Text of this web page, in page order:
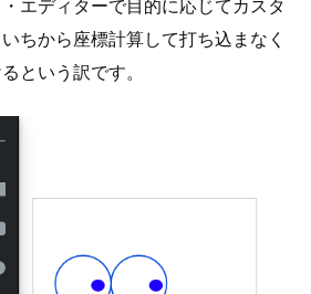
エディターで目的に応じてカスタ
ちから座標計算して打ち込まなく
という訳です。